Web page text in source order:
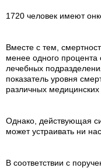
1720 человек имеют
Вместе с тем,
менее одного процента
лечебных
показатель уровня
различных
Однако, действующая
может устраивать ни
В соответствии с